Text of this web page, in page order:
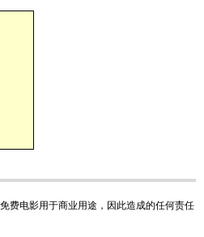
费电影用于商业用途，因此造成的任何责任